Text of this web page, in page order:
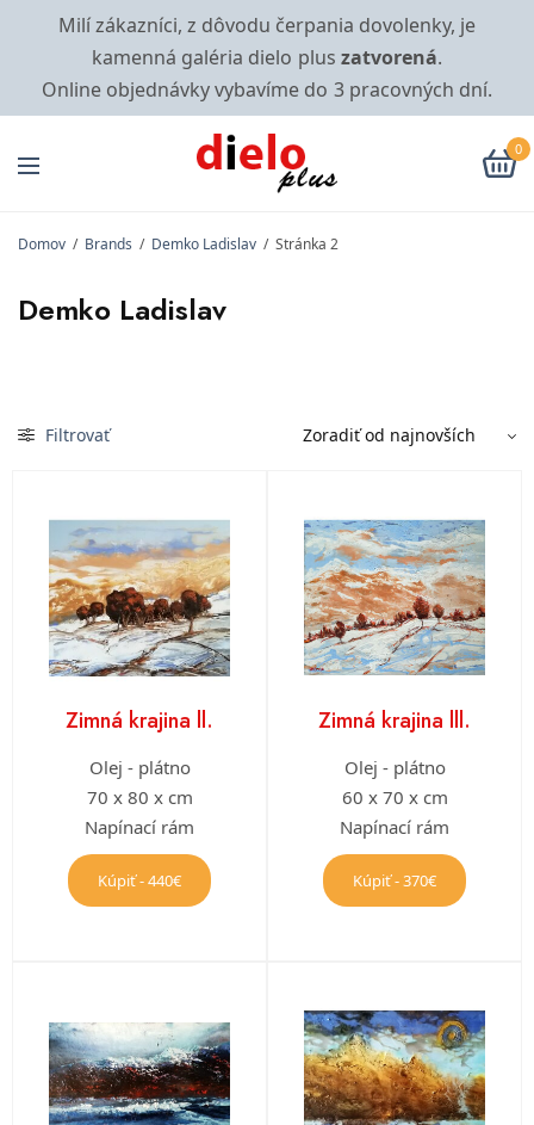
Milí zákazníci, z dôvodu čerpania dovolenky, je
kamenná galéria dielo plus zatvorená.
Online objednávky vybavíme do 3 pracovných dní.
0
Domov / Brands / Demko Ladislav / Stránka 2
Demko Ladislav
Filtrovať
Zimná krajina ll.
Olej - plátno
70 x 80 x cm
Napínací rám
Kúpiť - 440€
Zimná krajina lll.
Olej - plátno
60 x 70 x cm
Napínací rám
Kúpiť - 370€